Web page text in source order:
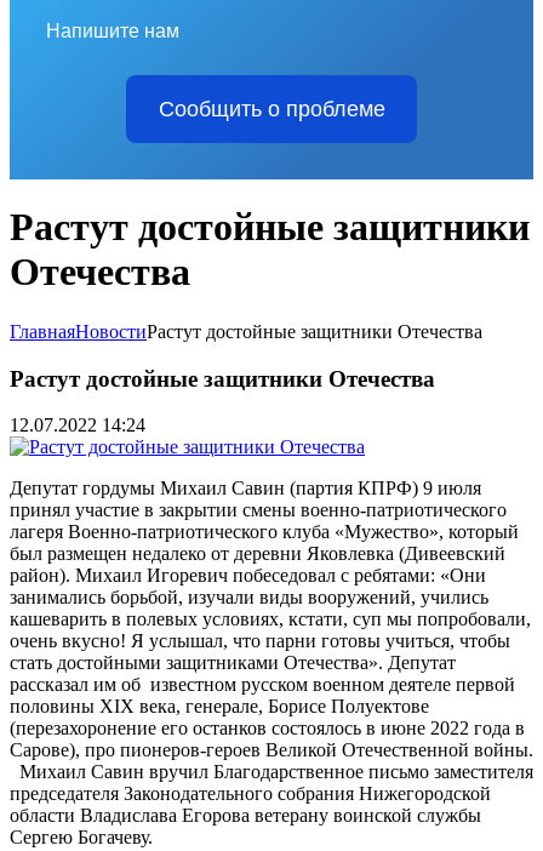
Напишите нам
Сообщить о проблеме
Растут достойные защитники
Отечества
ГлавнаяНовостиРастут достойные защитники Отечества
Растут достойные защитники Отечества
12.07.2022 14:24
Депутат гордумы Михаил Савин (партия КПРФ) 9 июля
принял участие в закрытии смены военно-патриотического
лагеря Военно-патриотического клуба «Мужество», который
был размещен недалеко от деревни Яковлевка (Дивеевский
район). Михаил Игоревич побеседовал с ребятами: «Они
занимались борьбой, изучали виды вооружений, учились
кашеварить в полевых условиях, кстати, суп мы попробовали,
очень вкусно! Я услышал, что парни готовы учиться, чтобы
стать достойными защитниками Отечества». Депутат
рассказал им об известном русском военном деятеле первой
половины ХIХ века, генерале, Борисе Полуектове
(перезахоронение его останков состоялось в июне 2022 года в
Сарове), про пионеров-героев Великой Отечественной войны.
Михаил Савин вручил Благодарственное письмо заместителя
председателя Законодательного собрания Нижегородской
области Владислава Егорова ветерану воинской службы
Сергею Богачеву.